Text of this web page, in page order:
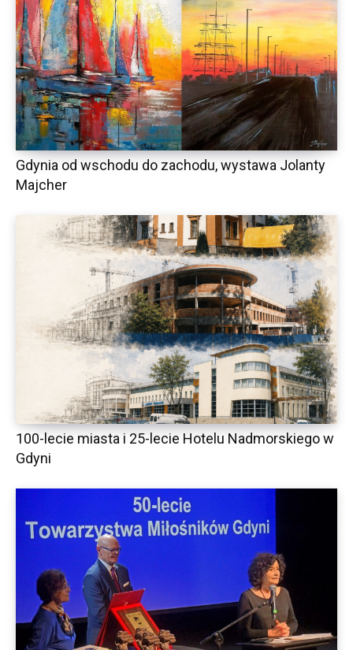
Gdynia od wschodu do zachodu, wystawa Jolanty
Majcher
100-lecie miasta i 25-lecie Hotelu Nadmorskiego w
Gdyni